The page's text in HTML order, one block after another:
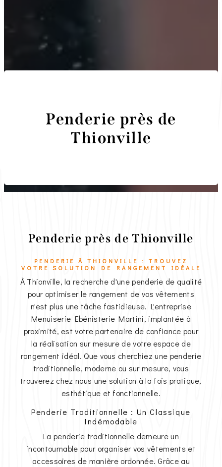
Penderie près de
Thionville
Penderie près de Thionville
PENDERIE À THIONVILLE : TROUVEZ
VOTRE SOLUTION DE RANGEMENT IDÉALE
À Thionville, la recherche d'une penderie de qualité
pour optimiser le rangement de vos vêtements
n'est plus une tâche fastidieuse. L'entreprise
Menuiserie Ebénisterie Martini, implantée à
proximité, est votre partenaire de confiance pour
la réalisation sur mesure de votre espace de
rangement idéal. Que vous cherchiez une penderie
traditionnelle, moderne ou sur mesure, vous
trouverez chez nous une solution à la fois pratique,
esthétique et fonctionnelle.
Penderie Traditionnelle : Un Classique
Indémodable
La penderie traditionnelle demeure un
incontournable pour organiser vos vêtements et
accessoires de manière ordonnée. Grâce au